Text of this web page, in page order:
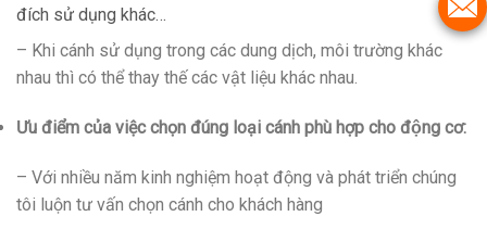
đích sử dụng khác…
– Khi cánh sử dụng trong các dung dịch, môi trường khác
nhau thì có thể thay thế các vật liệu khác nhau.
Ưu điểm của việc chọn đúng loại cánh phù hợp cho động cơ:
– Với nhiều năm kinh nghiệm hoạt động và phát triển chúng
tôi luộn tư vấn chọn cánh cho khách hàng